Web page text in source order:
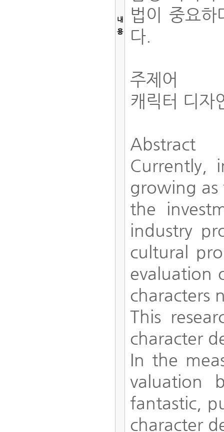
내
용
법이 중요
다.
주제어
캐릭터 디자
Abstract
Currently,
growing as
the
industry
cultural
evaluation
characters
This
character
In the
valuation
fantastic,
character